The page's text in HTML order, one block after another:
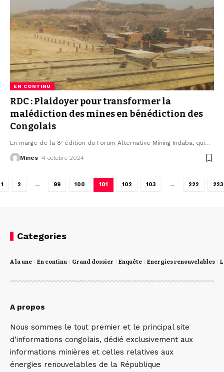
EN CONTINU
RDC : Plaidoyer pour transformer la
malédiction des mines en bénédiction des
Congolais
En marge de la 8ᵉ édition du Forum Alternative Mining Indaba, qui…
Mines 4 octobre 2024
1 2 … 99 100 101 102 103 … 222 223
Categories
A la une En continu Grand dossier Enquête Energies renouvelables
A propos
Nous sommes le tout premier et le principal site
d’informations congolais, dédié exclusivement aux
informations minières et celles relatives aux
énergies renouvelables de la République